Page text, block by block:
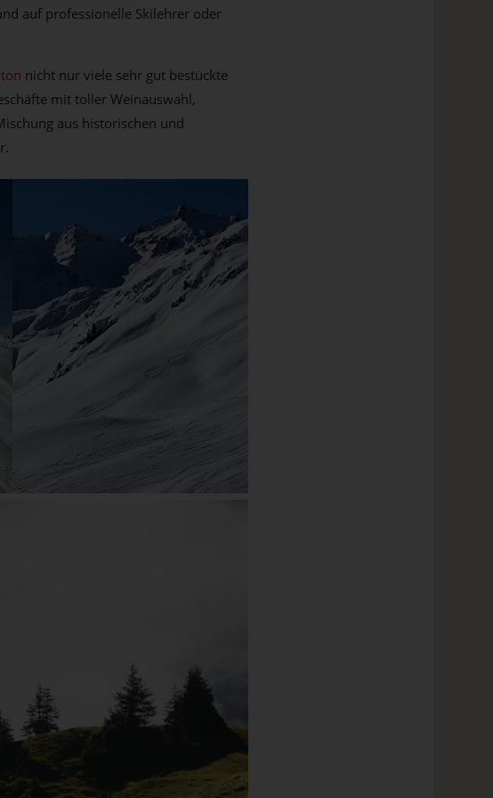
auf professionelle Skilehrer oder
nicht nur viele sehr gut bestückte
mit toller Weinauswahl,
aus historischen und